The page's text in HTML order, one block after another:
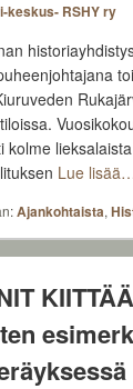
keskus- RSHY ry
kolme
Lue
Ajankohtaista,